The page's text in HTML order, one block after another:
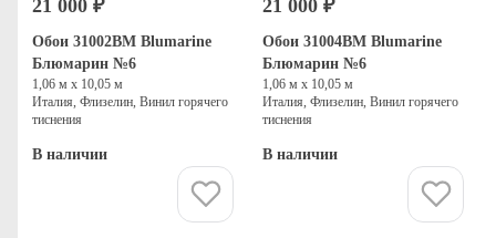
21 000 ₽
Обои 31002BM Blumarine
Блюмарин №6
1,06 м х 10,05 м
Италия, Флизелин, Винил горячего
тиснения
В наличии
21 000 ₽
Обои 31004BM Blumarine
Блюмарин №6
1,06 м х 10,05 м
Италия, Флизелин, Винил горячего
тиснения
В наличии